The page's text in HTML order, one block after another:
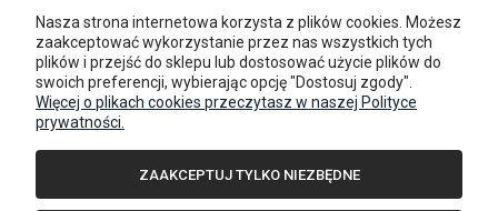
Nasza strona internetowa korzysta z plików cookies. Możesz
zaakceptować wykorzystanie przez nas wszystkich tych
plików i przejść do sklepu lub dostosować użycie plików do
swoich preferencji, wybierając opcję "Dostosuj zgody".
Więcej o plikach cookies przeczytasz w naszej Polityce
prywatności.
ZAAKCEPTUJ TYLKO NIEZBĘDNE